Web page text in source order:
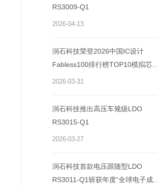
RS3009-Q1
2026-04-13
润石科技荣登2026中国IC设计
Fabless100排行榜TOP10模拟芯片
公司
2026-03-31
润石科技推出高压车规级LDO
RS3015-Q1
2026-03-27
润石科技首款电压跟随型LDO
RS3011-Q1斩获年度“全球电子成就